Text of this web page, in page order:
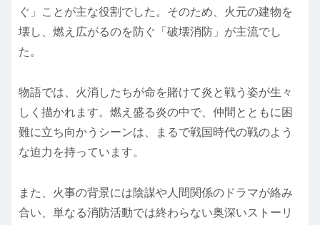
ぐ」ことが主な役割でした。そのため、火元の建物を
壊し、燃え広がるのを防ぐ「破壊消防」が主流でし
た。
物語では、火消したちが命を賭けて炎と戦う姿が生々
しく描かれます。燃え盛る炎の中で、仲間とともに困
難に立ち向かうシーンは、まるで戦国時代の戦のよう
な迫力を持っています。
また、火事の背景には陰謀や人間関係のドラマが絡み
合い、単なる消防活動では終わらない奥深いストーリ